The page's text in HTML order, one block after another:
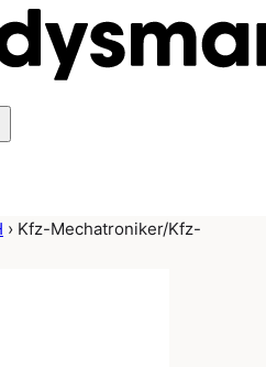
› Kfz-Mechatroniker/Kfz-